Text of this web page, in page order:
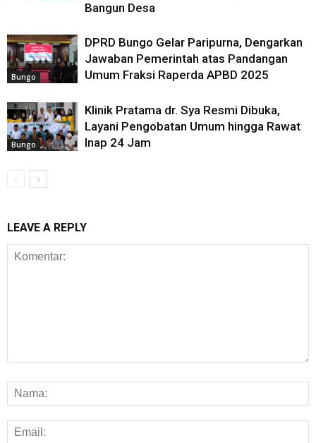
Bangun Desa
Bungo
DPRD Bungo Gelar Paripurna, Dengarkan
Jawaban Pemerintah atas Pandangan
Umum Fraksi Raperda APBD 2025
Bungo
Klinik Pratama dr. Sya Resmi Dibuka,
Layani Pengobatan Umum hingga Rawat
Inap 24 Jam
LEAVE A REPLY